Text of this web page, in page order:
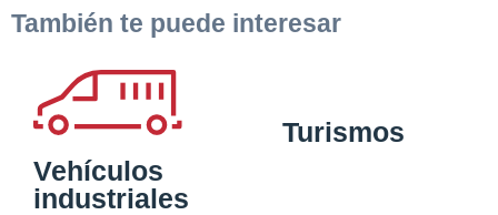
También te puede interesar
Vehículos
industriales
Turismos